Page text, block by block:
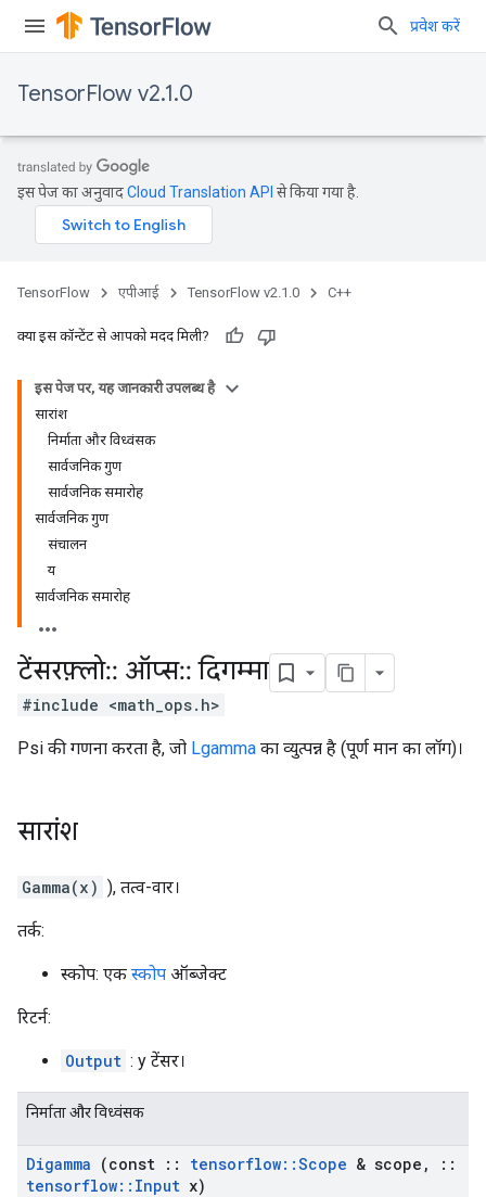
प्रवेश करें
TensorFlow v2.1.0
इस पेज का अनुवादCloud Translation API से किया गया है.
TensorFlow एपीआई TensorFlow v2.1.0 C++
क्या इस कॉन्टेंट से आपको मदद मिली?
इस पेज पर, यह जानकारी उपलब्ध है
सारांश
निर्माता और विध्वंसक
सार्वजनिक गुण
सार्वजनिक समारोह
सार्वजनिक गुण
संचालन
य
सार्वजनिक समारोह
टेंसरफ़्लो:: ऑप्स:: दिगम्मा
#include <math_ops.h>
Psi की गणना करता है, जो Lgamma का व्युत्पन्न है (पूर्ण मान का लॉग)।
सारांश
Gamma(x) ), तत्व-वार।
तर्क:
स्कोप: एक स्कोप ऑब्जेक्ट
रिटर्न:
Output : y टेंसर।
निर्माता और विध्वंसक
Digamma (const :: tensorflow::Scope & scope ,
::
tensorflow:: Input x)